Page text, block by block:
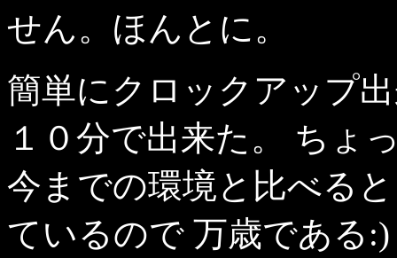
せん。ほんとに。
簡単にクロックアップ
１０分で出来た。 ちょ
今までの環境と比べる
ているので 万歳である:)